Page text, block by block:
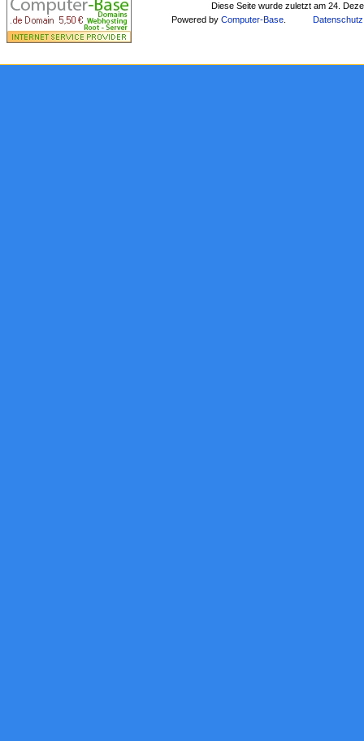
Diese Seite wurde zuletzt am 24.
Powered byComputer-Base Datenschutz